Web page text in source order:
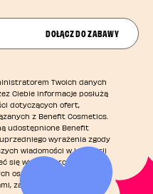
DOŁĄCZ DO ZABAWY
Twoich danych
Ciebie informacje posłużą
dotyczących ofert,
z Benefit Cosmetics.
udostępnione Benefit
wyrażenia zgody
wiadomości w kategorii
się więcej o procesie
osobowych i zapoznać się
zapraszamy do